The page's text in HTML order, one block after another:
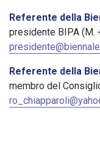
Referente della
presidente BIPA (M.
Referente della
membro del